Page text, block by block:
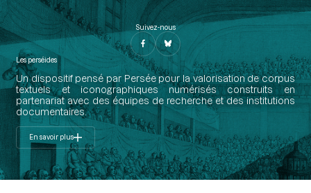
Suivez-nous
Les perséides
Un dispositif pensé par Persée pour la valorisation de corpus
textuels et iconographiques numérisés construits en
partenariat avec des équipes de recherche et des institutions
documentaires.
En savoir plus